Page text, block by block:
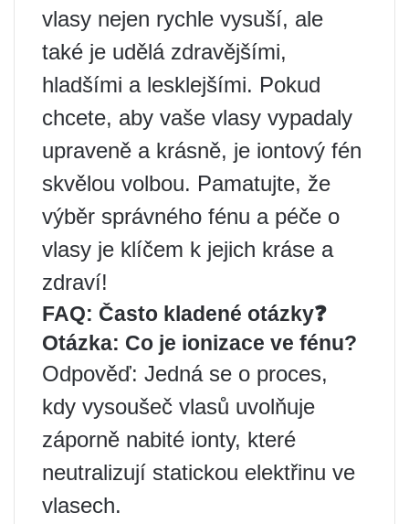
vlasy nejen rychle vysuší, ale
také je udělá zdravějšími,
hladšími a lesklejšími. Pokud
chcete, aby vaše vlasy vypadaly
upraveně a krásně, je iontový fén
skvělou volbou. Pamatujte, že
výběr správného fénu a péče o
vlasy je klíčem k jejich kráse a
zdraví!
FAQ: Často kladené otázky❓
Otázka: Co je ionizace ve fénu?
Odpověď: Jedná se o proces,
kdy vysoušeč vlasů uvolňuje
záporně nabité ionty, které
neutralizují statickou elektřinu ve
vlasech.